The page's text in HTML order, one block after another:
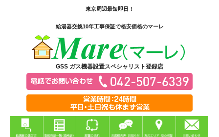
東京周辺最短即日！
給湯器交換10年工事保証で格安価格のマーレ
GSS ガス機器設置スペシャリスト登録店